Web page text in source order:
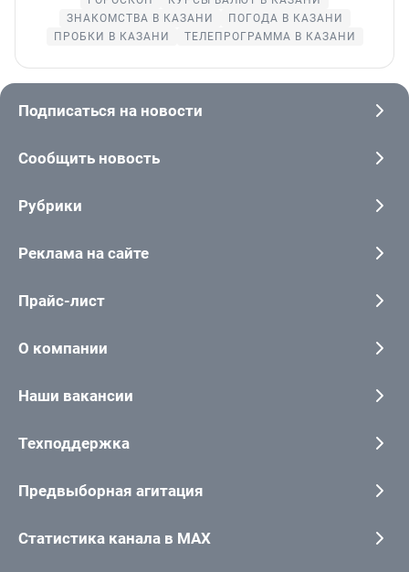
ЗНАКОМСТВА В КАЗАНИ
ПОГОДА В КАЗАНИ
ПРОБКИ В КАЗАНИ
ТЕЛЕПРОГРАММА В КАЗАНИ
Подписаться на новости
Сообщить новость
Рубрики
Реклама на сайте
Прайс-лист
О компании
Наши вакансии
Техподдержка
Предвыборная агитация
Статистика канала в MAX